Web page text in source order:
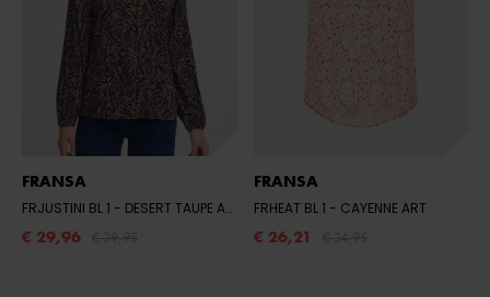
FRANSA
FRJUSTINI BL 1 - DESERT TAUPE ART
€ 29,96
FRANSA
FRHEAT BL 1 - CAYENNE ART
€ 26,21